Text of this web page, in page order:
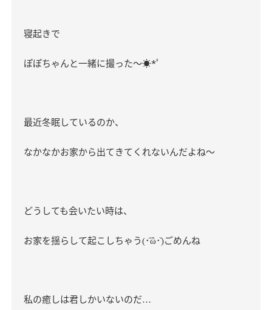
寝起きで
ぽぽちゃんと一緒に撮った～☀️*ﾟ
最近冬眠しているのか、
なかなかお家から出てきてくれないんだよね～
どうしても会いたい時は、
お家を揺らして起こしちゃう(･᷄ὢ･)ごめんね
私の癒しは君しかいないのだ…